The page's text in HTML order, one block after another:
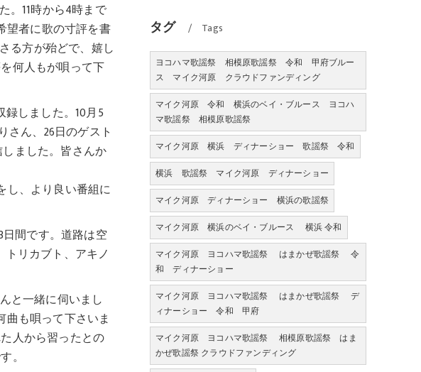
。11時から4時まで
望者に歌の寸評を書
る方が殆どで、嬉し
何人もが唄って下
しました。10月5
さん、26日のゲスト
ました。皆さんか
し、より良い番組に
間です。道路は空
リカブト、アキノ
と一緒に伺いまし
も唄って下さいま
人から習ったとの
。
タグ Tags
ヨコハマ歌謡祭 相模原歌謡祭 令和 甲府ブルー
ス マイク河原 クラウドファンディング
マイク河原 令和 横浜のベイ・ブルース ヨコハ
マ歌謡祭 相模原歌謡祭
マイク河原 横浜 ディナーショー 歌謡祭 令和
横浜 歌謡祭 マイク河原 ディナーショー
マイク河原 ディナーショー 横浜の歌謡祭
マイク河原 横浜のベイ・ブルース 横浜 令和
マイク河原 ヨコハマ歌謡祭 はまかぜ歌謡祭 令
和 ディナーショー
マイク河原 ヨコハマ歌謡祭 はまかぜ歌謡祭 デ
ィナーショー 令和 甲府
マイク河原 ヨコハマ歌謡祭 相模原歌謡祭 はま
かぜ歌謡祭 クラウドファンディング